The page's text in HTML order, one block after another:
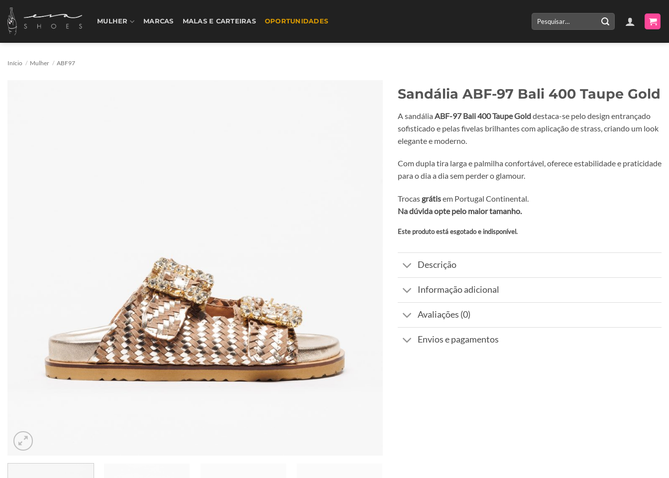
Skip
content
MULHER MARCAS MALAS E CARTEIRAS OPORTUNIDADES
Pesquisar
por:
Início / Mulher / ABF97
Sandália ABF-97 Bali 400 Taupe Gold
A sandália ABF-97 Bali 400 Taupe Golddestaca-se pelo design entrançado
sofisticado e pelas fivelas brilhantes com aplicação de strass, criando um look
elegante e moderno.
Com dupla tira larga e palmilha confortável, oferece estabilidade e praticidade
para o dia a dia sem perder o glamour.
Trocas grátisem Portugal Continental.
Na dúvida opte pelo maior tamanho.
Este produto está esgotado e indisponível.
Alternative:
Descrição
Informação adicional
Avaliações (0)
Envios e pagamentos